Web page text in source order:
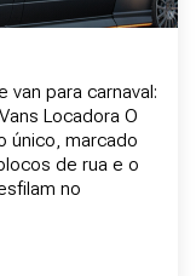
van para carnaval:
Locadora O
único, marcado
de rua e o
no